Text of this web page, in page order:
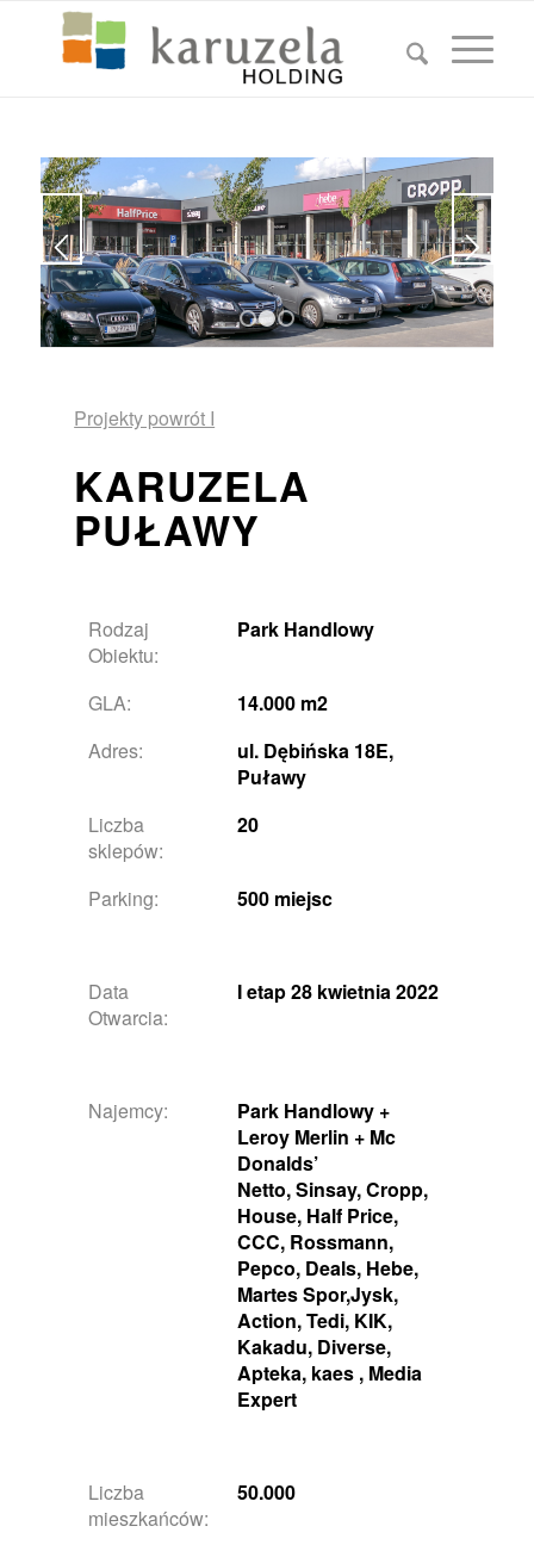
1 2 3
Projekty powrót I
KARUZELA
PUŁAWY
Rodzaj
Obiektu:
Park Handlowy
GLA:
14.000 m2
Adres:
ul. Dębińska 18E,
Puławy
Liczba
sklepów:
20
Parking: 500 miejsc
Data
Otwarcia:
I etap 28 kwietnia 2022
Najemcy:
Park Handlowy +
Leroy Merlin + Mc
Donalds’
Netto, Sinsay, Cropp,
House, Half Price,
CCC, Rossmann,
Pepco, Deals, Hebe,
Martes Spor,Jysk,
Action, Tedi, KIK,
Kakadu, Diverse,
Apteka, kaes , Media
Expert
Liczba
mieszkańców:
50.000